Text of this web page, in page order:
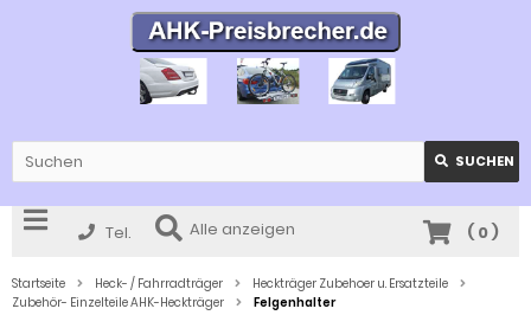
SUCHEN
Tel. Alle anzeigen ( 0)
Startseite Heck- / Fahrradträger
Heckträger Zubehoer u. Ersatzteile
Zubehör- Einzelteile AHK-Heckträger
Felgenhalter